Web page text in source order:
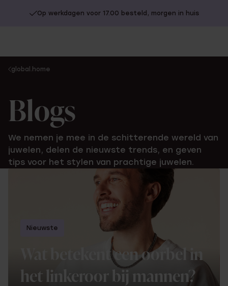
Op werkdagen voor 17.00 besteld, morgen in huis
You
global.home
Blogs
We nemen je mee in de schitterende wereld van
juwelen, delen de nieuwste trends, en geven
tips voor het stylen van prachtige juwelen.
Nieuwste
Wat betekent een oorbel in
het linkeroor bij mannen?